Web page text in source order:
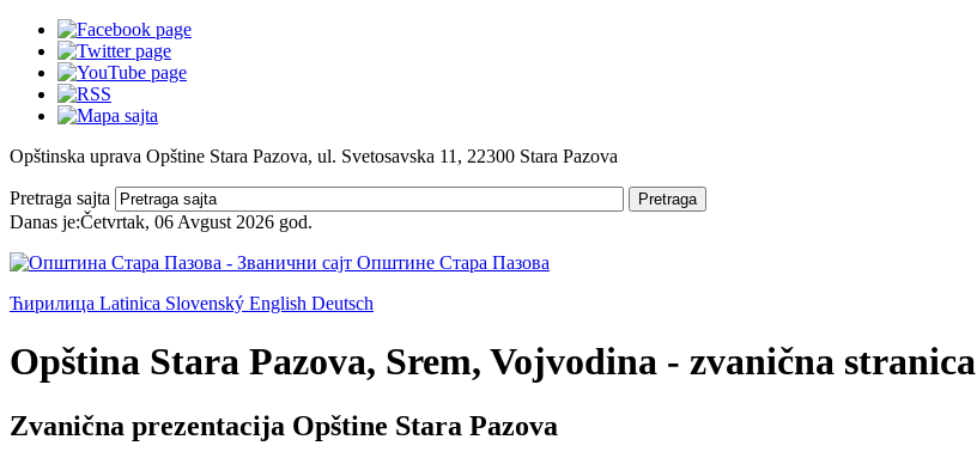
Opštinska uprava Opštine Stara Pazova, ul. Svetosavska 11, 22300 Stara Pazova
Pretraga sajta Pretraga
Danas je:Četvrtak, 06 Avgust 2026 god.
Ћирилица Latinica Slovenský English Deutsch
Opština Stara Pazova, Srem, Vojvodina - zvanična stranica
Zvanična prezentacija Opštine Stara Pazova